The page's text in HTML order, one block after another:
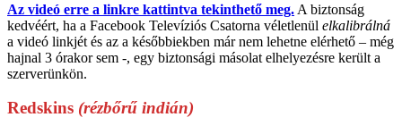
Az videó erre a linkre kattintva tekinthető meg. A biztonság
kedvéért, ha a Facebook Televíziós Csatorna véletlenül elkalibrálná
a videó linkjét és az a későbbiekben már nem lehetne elérhető – még
hajnal 3 órakor sem -, egy biztonsági másolat elhelyezésre került a
szerverünkön.
Redskins (rézbőrű indián)